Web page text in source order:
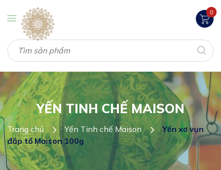
0
YẾN TINH CHẾ MAISON
Trang chủ Yến Tinh chế Maison
Yến xơ vụn
đắp tổ Maison 100g